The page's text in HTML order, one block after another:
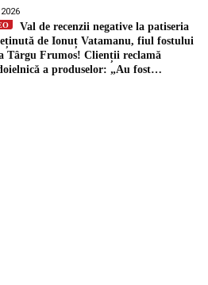
Val de recenzii negative la patiseria
de Ionuț Vatamanu, fiul fostului
Târgu Frumos! Clienții reclamă
a produselor: „Au fost